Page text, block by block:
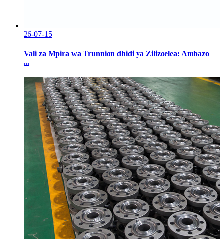
26-07-15
Vali za Mpira wa Trunnion dhidi ya Zilizoelea: Ambazo
...